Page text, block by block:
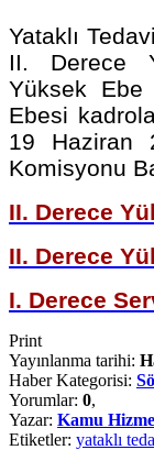
Yataklı
II. Derece
Yüksek
Ebesi
19 Haziran
Komisyonu
II. Derece
II. Derece
I. Derece
Print
Yayınlanma tarihi:
Haber Kategorisi:
Yorumlar: 0,
Yazar: Kamu
Etiketler: yataklı